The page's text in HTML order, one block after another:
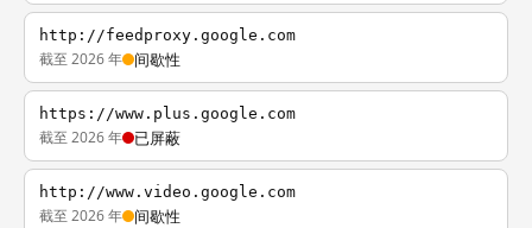
http://feedproxy.google.com
截至 2026 年 间歇性
https://www.plus.google.com
截至 2026 年 已屏蔽
http://www.video.google.com
截至 2026 年 间歇性